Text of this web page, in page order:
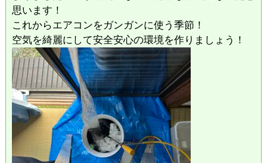
思います！
これからエアコンをガンガンに使う季節！
空気を綺麗にして安全安心の環境を作りましょう！